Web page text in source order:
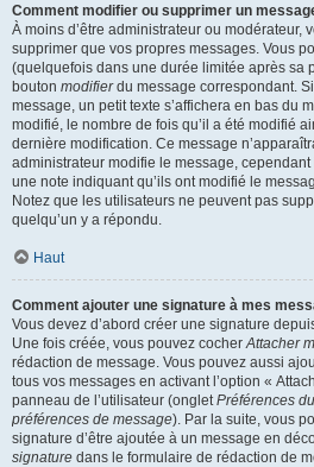
Comment modifier ou supprimer un
À moins d’être administrateur ou modérateur,
supprimer que vos propres messages. Vous
(quelquefois dans une durée limitée après sa
bouton modifierdu message correspondant.
message, un petit texte s’affichera en bas du
modifié, le nombre de fois qu’il a été modifié
dernière modification. Ce message
administrateur modifie le message,
une note indiquant qu’ils ont modifié le
Notez que les utilisateurs ne peuvent pas
quelqu’un y a répondu.
Haut
Comment ajouter une signature à mes
Vous devez d’abord créer une signature
Une fois créée, vous pouvez cocherAttacher
rédaction de message. Vous pouvez aussi
tous vos messages en activant l’option «
panneau de l’utilisateur (ongletPréférences
préférences de message). Par la suite, vous
signature d’être ajoutée à un message en
signature dans le formulaire de rédaction de